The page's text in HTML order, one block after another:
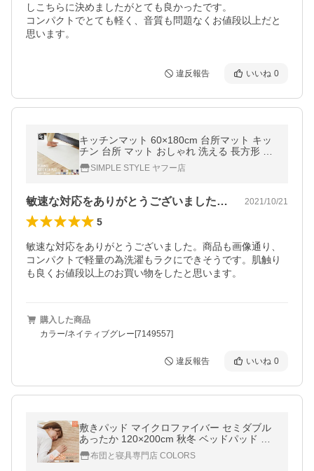
しこちらに決めましたがとても良かったです。
コンパクトでとても軽く、音質も問題なくお値段以上だと
思います。
違反報告 いいね 0
キッチンマット 60×180cm 台所マット キッ
チン 台所 マット おしゃれ 洗える 長方形 絨
毯 フランネル FNR-K-6018
SIMPLE STYLE ヤフー店
敏速な対応をありがとうございました。商… 2021/10/21
5
敏速な対応をありがとうございました。商品も画像通り、
コンパクトで軽量の為洗濯もラクにできそうです。肌触り
も良くお値段以上のお買い物をしたと思います。
購入した商品
カラー/ネイティブグレー[7149557]
違反報告 いいね 0
敷きパッド マイクロファイバー セミダブル
あったか 120×200cm 秋冬 ベッドパッド ベ
ッドシーツ パッドシーツ
布団と寝具専門店 COLORS